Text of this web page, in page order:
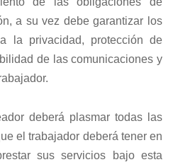
a su vez debe garantizar los
la privacidad, protección de
de las comunicaciones y
deberá plasmar todas las
el trabajador deberá tener en
sus servicios bajo esta